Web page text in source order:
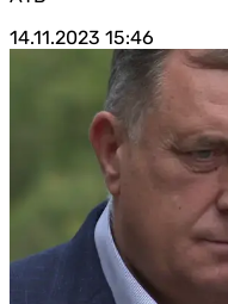
14.11.2023 15:46